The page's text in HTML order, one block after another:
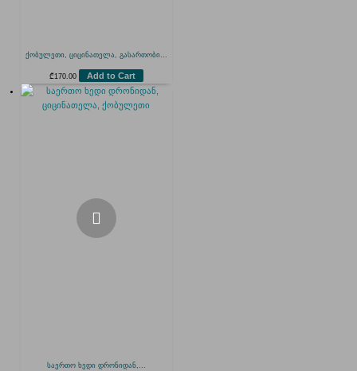
ქობულეთი, ციცინათელა, გასართობი...
₾ 170.00 Add to Cart
საერთო ხედი დრონიდან,...